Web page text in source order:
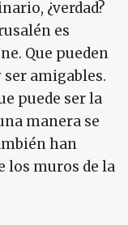
¿verdad?
es
Que pueden
amigables.
puede ser la
manera se
han
los muros de la